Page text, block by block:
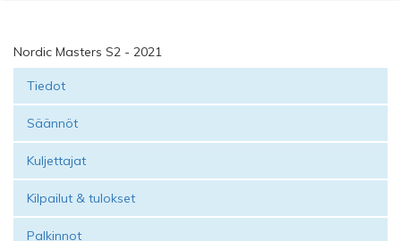
Nordic Masters S2 - 2021
Tiedot
Säännöt
Kuljettajat
Kilpailut & tulokset
Palkinnot